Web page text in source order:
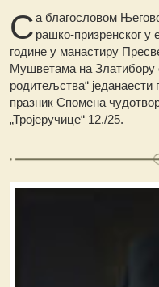
Са благословом
рашко-призренског у
године у манастиру
Мушветама на Златибору
родитељства“
празник Спомена
„Тројеручице“ 12./25.